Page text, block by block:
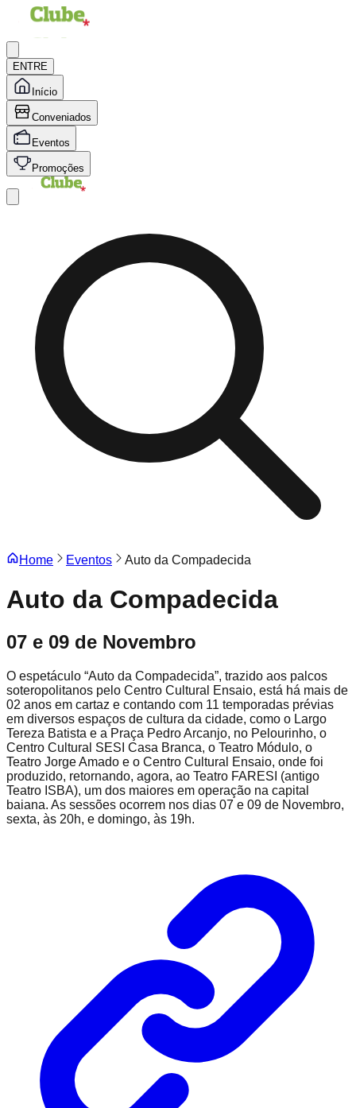
ENTRE
Início
Conveniados
Eventos
Promoções
Home Eventos Auto da Compadecida
Auto da Compadecida
07 e 09 de Novembro
O espetáculo “Auto da Compadecida”, trazido aos palcos
soteropolitanos pelo Centro Cultural Ensaio, está há mais de
02 anos em cartaz e contando com 11 temporadas prévias
em diversos espaços de cultura da cidade, como o Largo
Tereza Batista e a Praça Pedro Arcanjo, no Pelourinho, o
Centro Cultural SESI Casa Branca, o Teatro Módulo, o
Teatro Jorge Amado e o Centro Cultural Ensaio, onde foi
produzido, retornando, agora, ao Teatro FARESI (antigo
Teatro ISBA), um dos maiores em operação na capital
baiana. As sessões ocorrem nos dias 07 e 09 de Novembro,
sexta, às 20h, e domingo, às 19h.